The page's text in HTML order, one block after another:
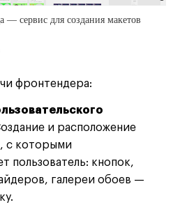
— сервис для создания макетов
фронтендера:
и расположение
с которыми
пользователь: кнопок,
галереи обоев —